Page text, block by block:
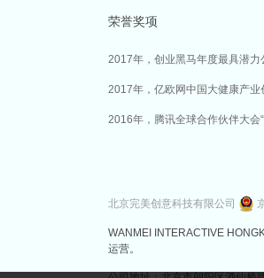
荣誉奖项
2017年，创业黑马年度最具潜力
2017年，亿欧网中国大健康产业
2016年，腾讯全球合作伙伴大会
北京完美创意科技有限公司
WANMEI INTERACTIVE
运营。